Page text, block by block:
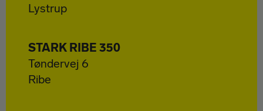
Lystrup
STARK RIBE 350
Tøndervej 6
Ribe